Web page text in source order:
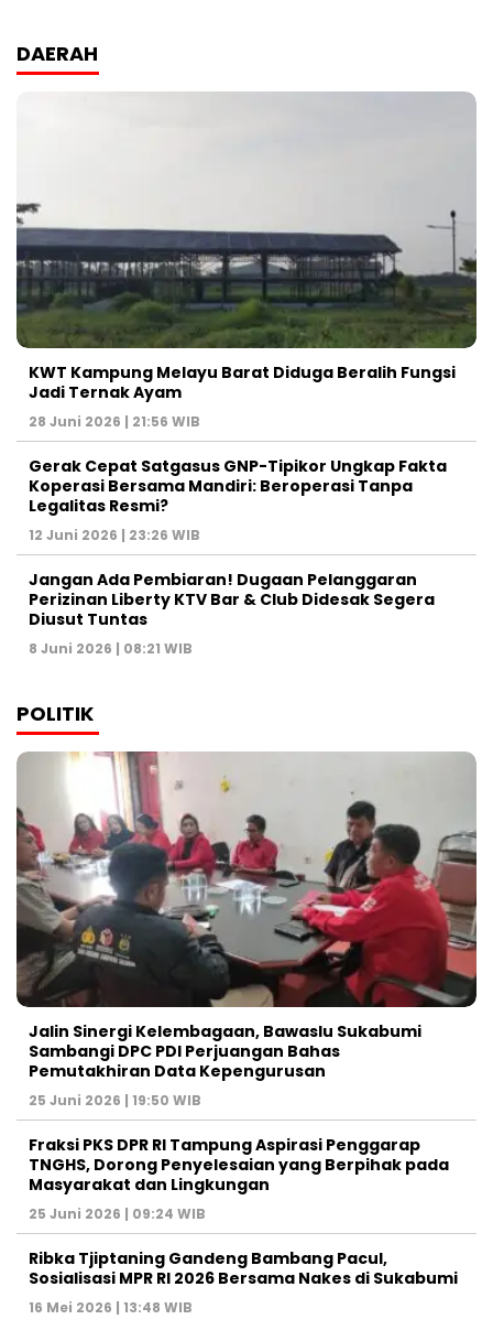
DAERAH
KWT Kampung Melayu Barat Diduga Beralih Fungsi
Jadi Ternak Ayam
28 Juni 2026 | 21:56 WIB
Gerak Cepat Satgasus GNP-Tipikor Ungkap Fakta
Koperasi Bersama Mandiri: Beroperasi Tanpa
Legalitas Resmi?
12 Juni 2026 | 23:26 WIB
Jangan Ada Pembiaran! Dugaan Pelanggaran
Perizinan Liberty KTV Bar & Club Didesak Segera
Diusut Tuntas
8 Juni 2026 | 08:21 WIB
POLITIK
Jalin Sinergi Kelembagaan, Bawaslu Sukabumi
Sambangi DPC PDI Perjuangan Bahas
Pemutakhiran Data Kepengurusan
25 Juni 2026 | 19:50 WIB
‎Fraksi PKS DPR RI Tampung Aspirasi Penggarap
TNGHS, Dorong Penyelesaian yang Berpihak pada
Masyarakat dan Lingkungan‎
25 Juni 2026 | 09:24 WIB
Ribka Tjiptaning Gandeng Bambang Pacul,
Sosialisasi MPR RI 2026 Bersama Nakes di Sukabumi
16 Mei 2026 | 13:48 WIB